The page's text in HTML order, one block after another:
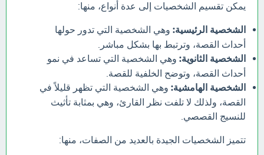
يمكن تقسيم الشخصيات إلى عدة أنواع، منها:
الشخصية الرئيسية: وهي الشخصية التي تدور حولها
أحداث القصة، وترتبط بها بشكل مباشر.
الشخصية الثانوية: وهي الشخصية التي تساعد في نمو
أحداث القصة، وتوضح الخلفية للقصة.
الشخصية الهامشية: وهي الشخصية التي تظهر قليلاً في
القصة، ولذلك لا تلفت نظر القارئ، وهي بمثابة تأثيث
للنسيج القصصي.
تتميز الشخصيات الجيدة بالعديد من الصفات، منها: